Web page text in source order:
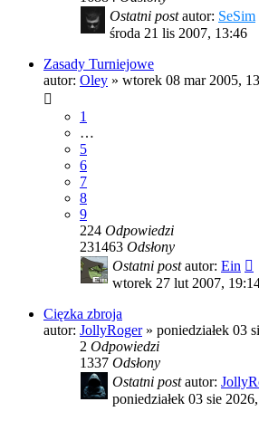
Ostatni postautor: SeSim
środa 21 lis 2007, 13:46
Zasady Turniejowe
autor: Oley » wtorek 08 mar 2005,
1
…
5
6
7
8
9
224 Odpowiedzi
231463 Odsłony
Ostatni postautor: Ein
wtorek 27 lut 2007,
Cięzka zbroja
autor: JollyRoger» poniedziałek 03
2 Odpowiedzi
1337 Odsłony
Ostatni postautor:
poniedziałek 03 sie